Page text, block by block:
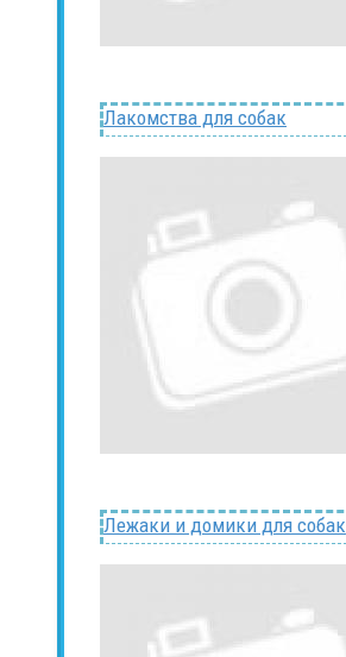
Лакомства для собак
Лежаки и домики для собак